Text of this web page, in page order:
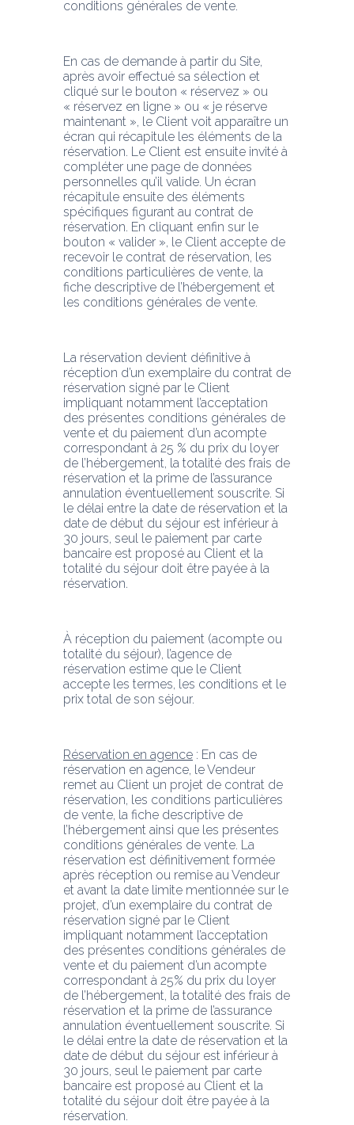
conditions générales de vente.
En cas de demande à partir du Site,
après avoir effectué sa sélection et
cliqué sur le bouton « réservez » ou
« réservez en ligne » ou « je réserve
maintenant », le Client voit apparaître un
écran qui récapitule les éléments de la
réservation. Le Client est ensuite invité à
compléter une page de données
personnelles qu’il valide. Un écran
récapitule ensuite des éléments
spécifiques figurant au contrat de
réservation. En cliquant enfin sur le
bouton « valider », le Client accepte de
recevoir le contrat de réservation, les
conditions particulières de vente, la
fiche descriptive de l’hébergement et
les conditions générales de vente.
La réservation devient définitive à
réception d’un exemplaire du contrat de
réservation signé par le Client
impliquant notamment l’acceptation
des présentes conditions générales de
vente et du paiement d’un acompte
correspondant à 25 % du prix du loyer
de l’hébergement, la totalité des frais de
réservation et la prime de l’assurance
annulation éventuellement souscrite. Si
le délai entre la date de réservation et la
date de début du séjour est inférieur à
30 jours, seul le paiement par carte
bancaire est proposé au Client et la
totalité du séjour doit être payée à la
réservation.
À réception du paiement (acompte ou
totalité du séjour), l’agence de
réservation estime que le Client
accepte les termes, les conditions et le
prix total de son séjour.
Réservation en agence : En cas de
réservation en agence, le Vendeur
remet au Client un projet de contrat de
réservation, les conditions particulières
de vente, la fiche descriptive de
l’hébergement ainsi que les présentes
conditions générales de vente. La
réservation est définitivement formée
après réception ou remise au Vendeur
et avant la date limite mentionnée sur le
projet, d’un exemplaire du contrat de
réservation signé par le Client
impliquant notamment l’acceptation
des présentes conditions générales de
vente et du paiement d’un acompte
correspondant à 25% du prix du loyer
de l’hébergement, la totalité des frais de
réservation et la prime de l’assurance
annulation éventuellement souscrite. Si
le délai entre la date de réservation et la
date de début du séjour est inférieur à
30 jours, seul le paiement par carte
bancaire est proposé au Client et la
totalité du séjour doit être payée à la
réservation.